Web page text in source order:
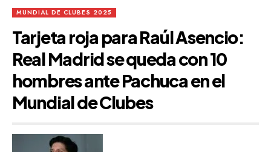
MUNDIAL DE CLUBES 2025
Tarjeta roja para Raúl Asencio:
Real Madrid se queda con 10
hombres ante Pachuca en el
Mundial de Clubes